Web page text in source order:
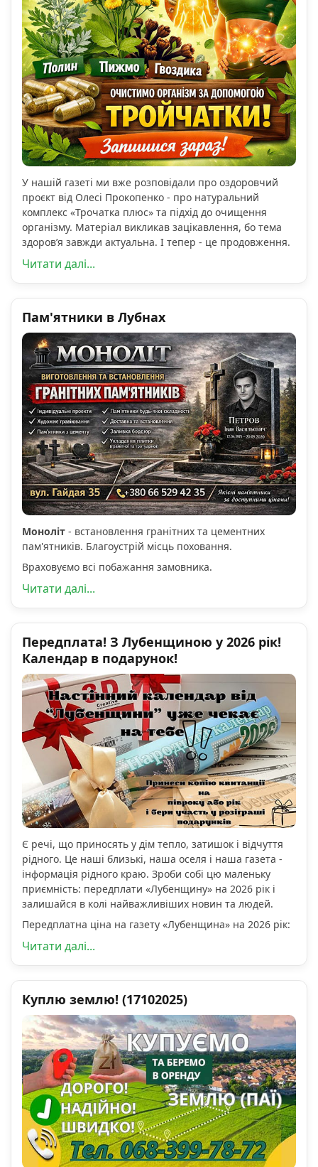
У нашій газеті ми вже розповідали про оздоровчий
проєкт від Олесі Прокопенко - про натуральний
комплекс «Трочатка плюс» та підхід до очищення
організму. Матеріал викликав зацікавлення, бо тема
здоров’я завжди актуальна. І тепер - це продовження.
Читати далі...
Пам'ятники в Лубнах
Моноліт - встановлення гранітних та цементних
пам'ятників. Благоустрій місць поховання.
Враховуємо всі побажання замовника.
Читати далі...
Передплата! З Лубенщиною у 2026 рік!
Календар в подарунок!
Є речі, що приносять у дім тепло, затишок і відчуття
рідного. Це наші близькі, наша оселя і наша газета -
інформація рідного краю. Зроби собі цю маленьку
приємність: передплати «Лубенщину» на 2026 рік і
залишайся в колі найважливіших новин та людей.
Передплатна ціна на газету «Лубенщина» на 2026 рік:
Читати далі...
Куплю землю! (17102025)